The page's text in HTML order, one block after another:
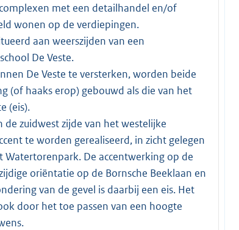
met een detailhandel en/of
wonen op de verdiepingen.
aan weerszijden van een
De Veste.
De Veste te versterken, worden beide
(of haaks erop) gebouwd als die van het
(eis).
de zuidwest zijde van het westelijke
te worden gerealiseerd, in zicht gelegen
Watertorenpark. De accentwerking op de
oriëntatie op de Bornsche Beeklaan en
van de gevel is daarbij een eis. Het
door het toe passen van een hoogte